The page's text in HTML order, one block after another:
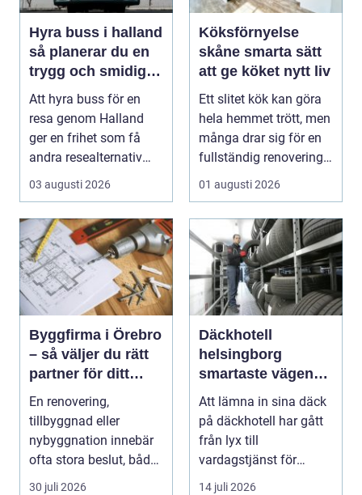
Hyra buss i halland
så planerar du en
trygg och smidig
resa
Att hyra buss för en
resa genom Halland
ger en frihet som få
andra resealternativ
erbjuder. Gruppen ...
03 augusti 2026
Köksförnyelse
skåne smarta sätt
att ge köket nytt liv
Ett slitet kök kan göra
hela hemmet trött, men
många drar sig för en
fullständig renovering.
Det tar...
01 augusti 2026
Byggfirma i Örebro
– så väljer du rätt
partner för ditt
projekt
En renovering,
tillbyggnad eller
nybyggnation innebär
ofta stora beslut, både
ekonomiskt ...
30 juli 2026
Däckhotell
helsingborg
smartaste vägen
till säkra hjulskift
Att lämna in sina däck
på däckhotell har gått
från lyx till
vardagstjänst för
många bilägare. I
14 juli 2026